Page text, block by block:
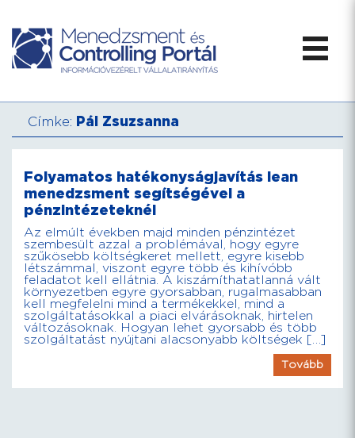
Címke: Pál Zsuzsanna
Folyamatos hatékonyságjavítás lean
menedzsment segítségével a
pénzintézeteknél
Az elmúlt években majd minden pénzintézet
szembesült azzal a problémával, hogy egyre
szűkösebb költségkeret mellett, egyre kisebb
létszámmal, viszont egyre több és kihívóbb
feladatot kell ellátnia. A kiszámíthatatlanná vált
környezetben egyre gyorsabban, rugalmasabban
kell megfelelni mind a termékekkel, mind a
szolgáltatásokkal a piaci elvárásoknak, hirtelen
változásoknak. Hogyan lehet gyorsabb és több
szolgáltatást nyújtani alacsonyabb költségek […]
Tovább